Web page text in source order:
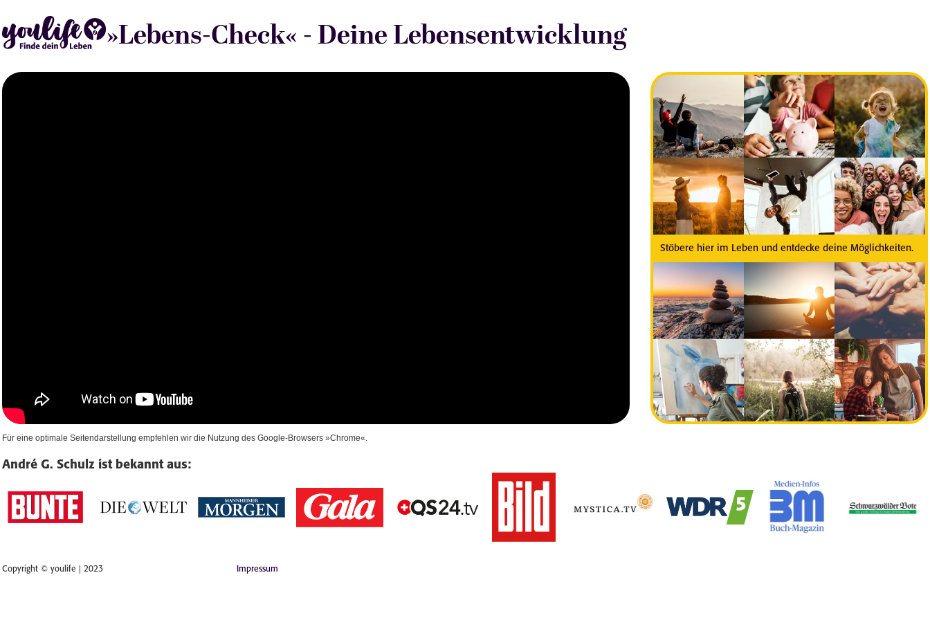
»Lebens-Check« -Deine Lebensentwicklung
Stöbere hier im Leben und entdecke deine Möglichkeiten.
Für eine optimale Seitendarstellung empfehlen wir die Nutzung des Google-Browsers »Chrome«.
André G. Schulz ist bekannt aus:
Copyright © youlife | 2023 Impressum